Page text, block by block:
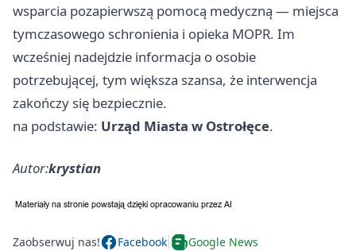
wsparcia pozapierwszą pomocą medyczną — miejsca
tymczasowego schronienia i opieka MOPR. Im
wcześniej nadejdzie informacja o osobie
potrzebującej, tym większa szansa, że interwencja
zakończy się bezpiecznie.
na podstawie: Urząd Miasta w Ostrołęce.
Autor:krystian
Zaobserwuj nas! Facebook Google News